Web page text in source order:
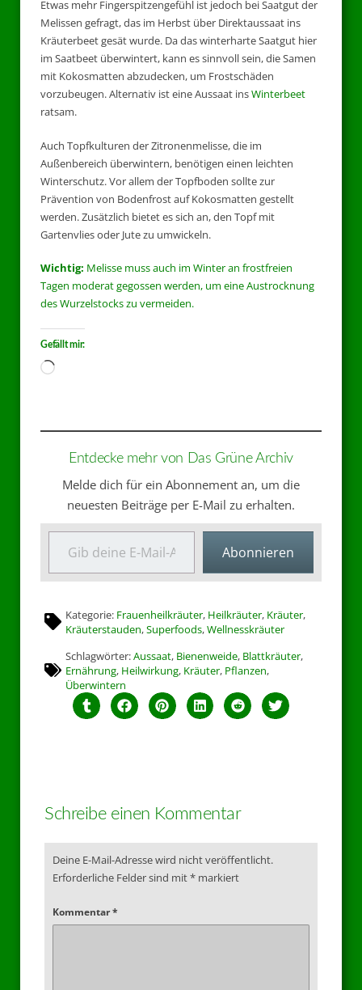
Etwas mehr Fingerspitzengefühl ist jedoch bei Saatgut der
Melissen gefragt, das im Herbst über Direktaussaat ins
Kräuterbeet gesät wurde. Da das winterharte Saatgut hier
im Saatbeet überwintert, kann es sinnvoll sein, die Samen
mit Kokosmatten abzudecken, um Frostschäden
vorzubeugen. Alternativ ist eine Aussaat insWinterbeet
ratsam.
Auch Topfkulturen der Zitronenmelisse, die im
Außenbereich überwintern, benötigen einen leichten
Winterschutz. Vor allem der Topfboden sollte zur
Prävention von Bodenfrost auf Kokosmatten gestellt
werden. Zusätzlich bietet es sich an, den Topf mit
Gartenvlies oder Jute zu umwickeln.
Wichtig: Melisse muss auch im Winter an frostfreien
Tagen moderat gegossen werden, um eine Austrocknung
des Wurzelstocks zu vermeiden.
Gefällt mir:
Entdecke mehr von Das Grüne Archiv
Melde dich für ein Abonnement an, um die
neuesten Beiträge per E-Mail zu erhalten.
Abonnieren
Kategorie: Frauenheilkräuter, Heilkräuter, Kräuter,
Kräuterstauden,Superfoods,Wellnesskräuter
Schlagwörter:Aussaat, Bienenweide, Blattkräuter,
Ernährung, Heilwirkung, Kräuter, Pflanzen,
Überwintern
Schreibe einen Kommentar
Deine E-Mail-Adresse wird nicht veröffentlicht.
Erforderliche Felder sind mit* markiert
Kommentar*